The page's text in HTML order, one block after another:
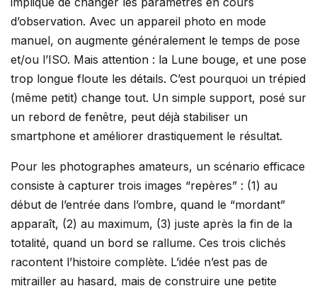
d’observation. Avec un appareil photo en mode
manuel, on augmente généralement le temps de pose
et/ou l’ISO. Mais attention : la Lune bouge, et une pose
trop longue floute les détails. C’est pourquoi un trépied
(même petit) change tout. Un simple support, posé sur
un rebord de fenêtre, peut déjà stabiliser un
smartphone et améliorer drastiquement le résultat.
Pour les photographes amateurs, un scénario efficace
consiste à capturer trois images “repères” : (1) au
début de l’entrée dans l’ombre, quand le “mordant”
apparaît, (2) au maximum, (3) juste après la fin de la
totalité, quand un bord se rallume. Ces trois clichés
racontent l’histoire complète. L’idée n’est pas de
mitrailler au hasard, mais de construire une petite